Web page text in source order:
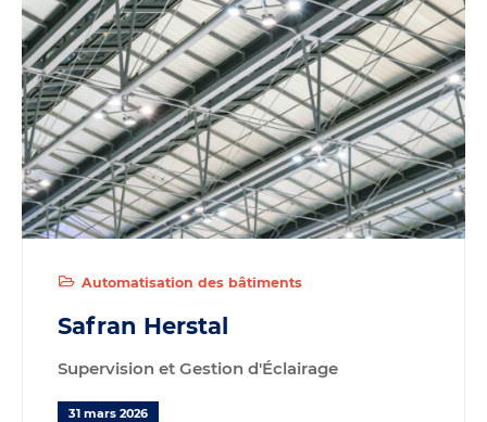
Automatisation des bâtiments
Safran Herstal
Supervision et Gestion d'Éclairage
31 mars 2026